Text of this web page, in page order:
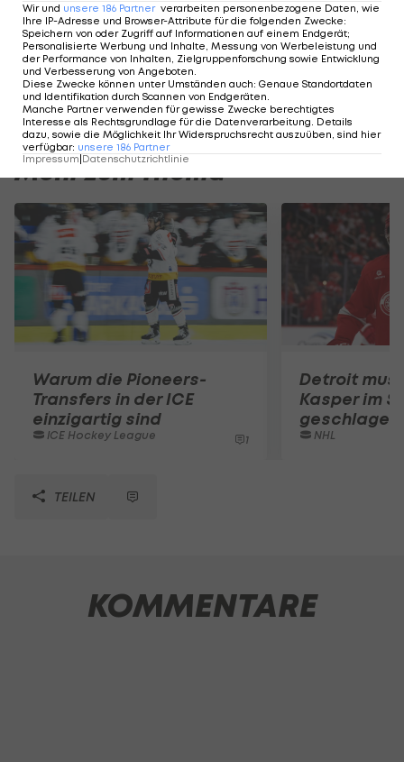
Highlights: Die Graz99ers sind ICE-
Meister!
Eishockey - ICE
Highlights:
Sieg zum Titel
Mehr zum Thema
Warum die Pioneers-
Transfers in der ICE
einzigartig sind
ICE Hockey League 1
Detroit
Kasper im
geschlagen
NHL
TEILEN
KOMMENTARE
Wir und unsere 186 Partner verarbeiten personenbezogene Daten, wie
Ihre IP-Adresse und Browser-Attribute für die folgenden Zwecke:
Speichern von oder Zugriff auf Informationen auf einem Endgerät;
Personalisierte Werbung und Inhalte, Messung von Werbeleistung und
der Performance von Inhalten, Zielgruppenforschung sowie Entwicklung
und Verbesserung von Angeboten
Diese Zwecke können unter Umständen auch: Genaue Standortdaten
und Identifikation durch Scannen von Endgeräten
Manche Partner verwenden für gewisse Zwecke berechtigtes
Interesse als Rechtsgrundlage für die Datenverarbeitung. Details
dazu, sowie die Möglichkeit Ihr Widerspruchsrecht auszuüben, sind hier
verfügbar: unsere 186 Partner
Impressum|Datenschutzrichtlinie